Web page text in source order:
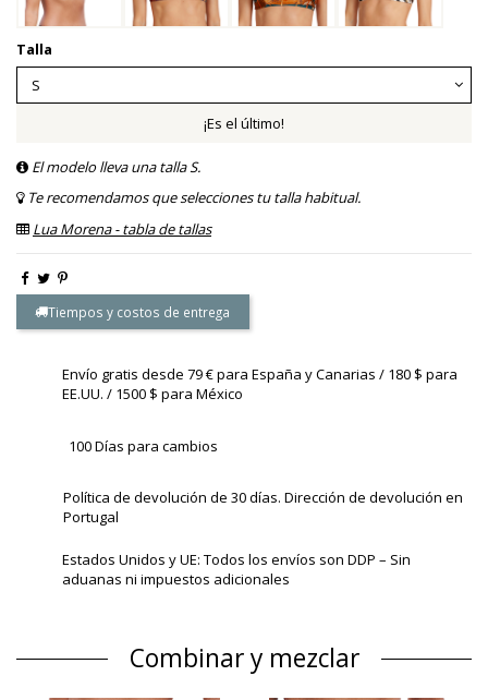
Talla
¡Es el último!
El modelo lleva una talla S.
Te recomendamos que selecciones tu talla habitual.
Lua Morena - tabla de tallas
Tiempos y costos de entrega
Envío gratis desde 79 € para España y Canarias / 180 $ para
EE.UU. / 1500 $ para México
100 Días para cambios
Política de devolución de 30 días. Dirección de devolución en
Portugal
Estados Unidos y UE: Todos los envíos son DDP – Sin
aduanas ni impuestos adicionales
Combinar y mezclar